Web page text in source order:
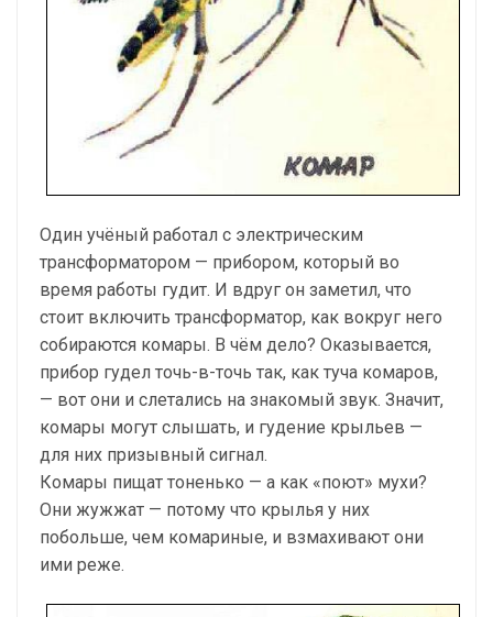
Один учёный работал с электрическим
трансформатором — прибором, который во
время работы гудит. И вдруг он заметил, что
стоит включить трансформатор, как вокруг него
собираются комары. В чём дело? Оказывается,
прибор гудел точь-в-точь так, как туча комаров,
— вот они и слетались на знакомый звук. Значит,
комары могут слышать, и гудение крыльев —
для них призывный сигнал.
Комары пищат тоненько — а как «поют» мухи?
Они жужжат — потому что крылья у них
побольше, чем комариные, и взмахивают они
ими реже.